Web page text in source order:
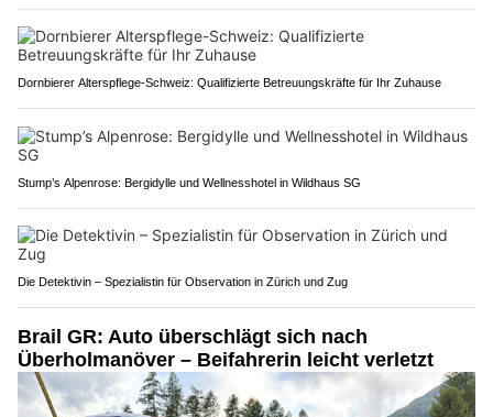
Dornbierer Alterspflege-Schweiz: Qualifizierte Betreuungskräfte für Ihr Zuhause
Stump’s Alpenrose: Bergidylle und Wellnesshotel in Wildhaus SG
Die Detektivin – Spezialistin für Observation in Zürich und Zug
Brail GR: Auto überschlägt sich nach
Überholmanöver – Beifahrerin leicht verletzt